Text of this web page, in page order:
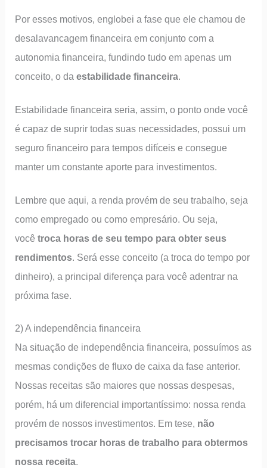
Por esses motivos, englobei a fase que ele chamou de
desalavancagem financeira em conjunto com a
autonomia financeira, fundindo tudo em apenas um
conceito, o daestabilidade financeira.
Estabilidade financeira seria, assim, o ponto onde você
é capaz de suprir todas suas necessidades, possui um
seguro financeiro para tempos difíceis e consegue
manter um constante aporte para investimentos.
Lembre que aqui, a renda provém de seu trabalho, seja
como empregado ou como empresário. Ou seja,
vocêtroca horas de seu tempo para obter seus
rendimentos . Será esse conceito (a troca do tempo por
dinheiro), a principal diferença para você adentrar na
próxima fase.
2) A independência financeira
Na situação de independência financeira, possuímos as
mesmas condições de fluxo de caixa da fase anterior.
Nossas receitas são maiores que nossas despesas,
porém, há um diferencial importantíssimo: nossa renda
provém de nossos investimentos. Em tese, não
precisamos trocar horas de trabalho para obtermos
nossa receita.